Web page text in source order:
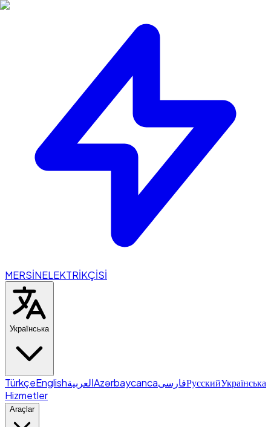
MERSİNELEKTRİKÇİSİ
Українська
TürkçeEnglishالعربيةAzərbaycancaفارسیРусскийУкраїнська
Hizmetler
Araçlar